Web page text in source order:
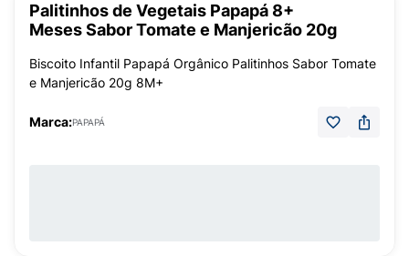
Palitinhos de Vegetais Papapá 8+
Meses Sabor Tomate e Manjericão 20g
Biscoito Infantil Papapá Orgânico Palitinhos Sabor Tomate
e Manjericão 20g 8M+
Marca:PAPAPÁ